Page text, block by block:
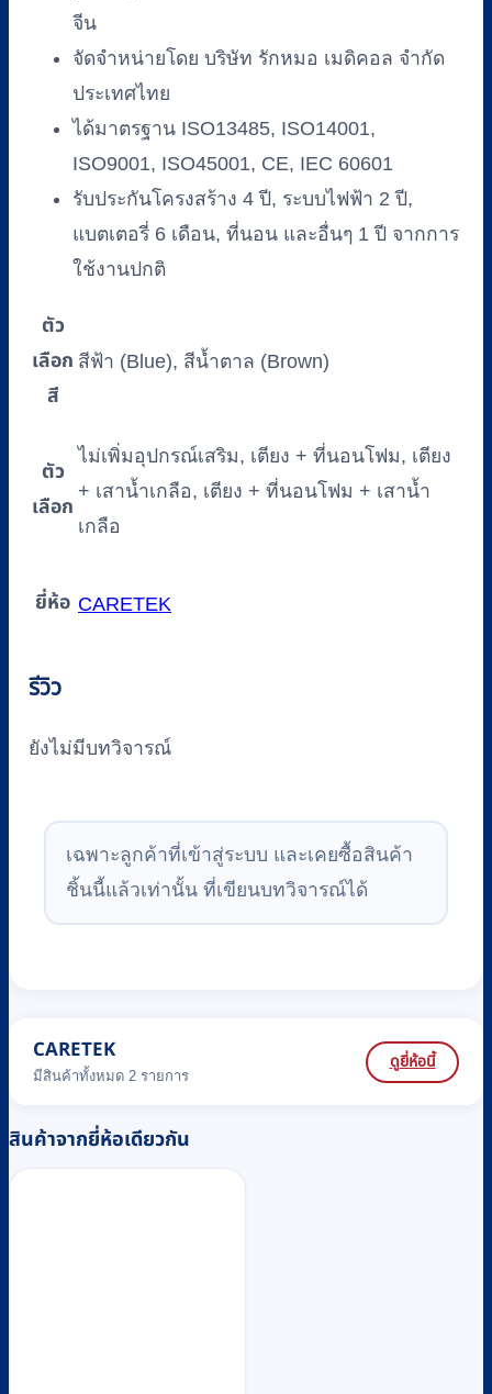
จีน
จัดจำหน่ายโดย บริษัท รักหมอ เมดิคอล จำกัด
ประเทศไทย
ได้มาตรฐาน ISO13485, ISO14001,
ISO9001, ISO45001, CE, IEC 60601
รับประกันโครงสร้าง 4 ปี, ระบบไฟฟ้า 2 ปี,
แบตเตอรี่ 6 เดือน, ที่นอน และอื่นๆ 1 ปี จากการ
ใช้งานปกติ
ตัว
เลือก
สี
สีฟ้า (Blue), สีน้ำตาล (Brown)
ตัว
เลือก
ไม่เพิ่มอุปกรณ์เสริม, เตียง + ที่นอนโฟม, เตียง
+ เสาน้ำเกลือ, เตียง + ที่นอนโฟม + เสาน้ำ
เกลือ
ยี่ห้อ CARETEK
รีวิว
ยังไม่มีบทวิจารณ์
เฉพาะลูกค้าที่เข้าสู่ระบบ และเคยซื้อสินค้า
ชิ้นนี้แล้วเท่านั้น ที่เขียนบทวิจารณ์ได้
CARETEK
มีสินค้าทั้งหมด 2 รายการ
ดูยี่ห้อนี้
สินค้าจากยี่ห้อเดียวกัน